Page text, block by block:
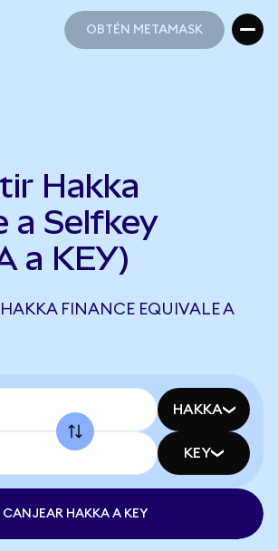
OBTÉN METAMASK
Hakka
a Selfkey
a KEY)
FINANCE EQUIVALE A
HAKKA
KEY
CANJEAR HAKKA A KEY